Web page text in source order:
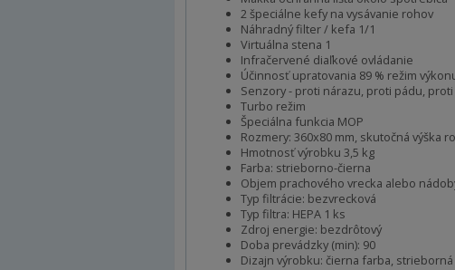
2 špeciálne kefy na vysávanie rohov
Náhradný filter / kefa 1/1
Virtuálna stena 1
Infračervené diaľkové ovládanie
Účinnosť upratovania 89 % režim
Senzory - proti nárazu, proti pádu,
Turbo režim
Špeciálna funkcia MOP
Rozmery: 360x80 mm, skutočná výška
Hmotnosť výrobku 3,5 kg
Farba: strieborno-čierna
Objem prachového vrecka alebo
Typ filtrácie: bezvrecková
Typ filtra: HEPA 1 ks
Zdroj energie: bezdrôtový
Doba prevádzky (min): 90
Dizajn výrobku: čierna farba,